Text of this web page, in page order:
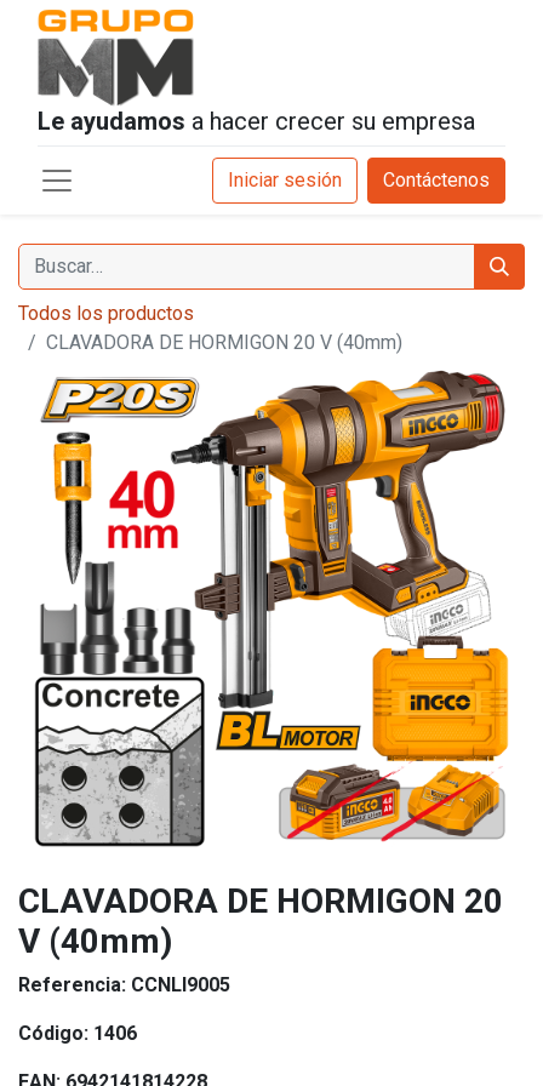
Le ayudamos a hacer crecer su empresa
Iniciar sesión Contáctenos
Todos los productos
CLAVADORA DE HORMIGON 20 V (40mm)
CLAVADORA DE HORMIGON 20
V (40mm)
Referencia: CCNLI9005
Código: 1406